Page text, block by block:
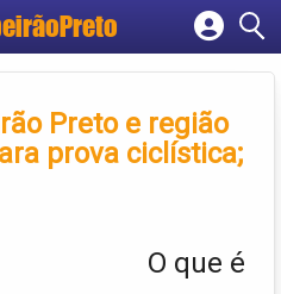
empresa
conta
Preto e região
prova ciclística;
O que é